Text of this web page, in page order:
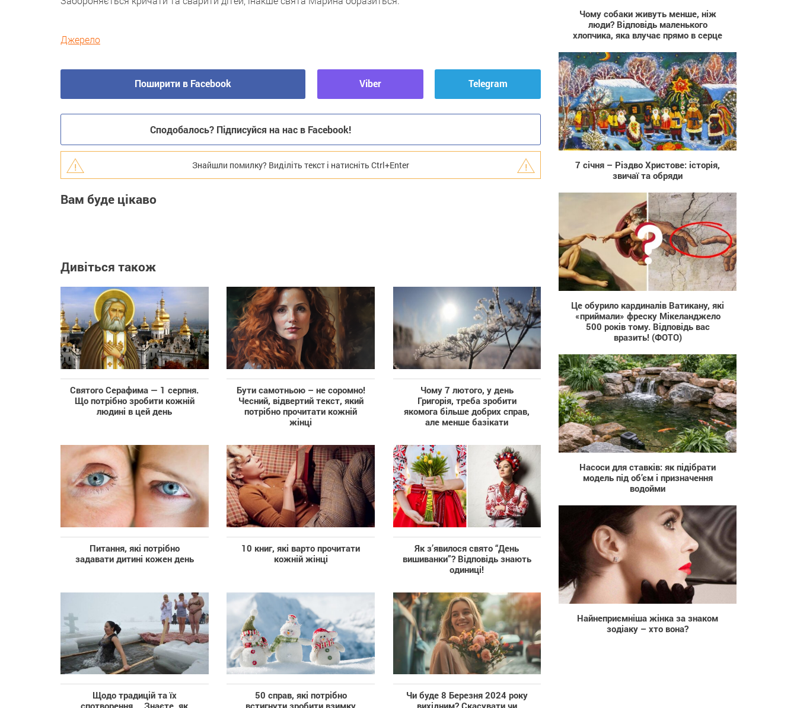
Джерело
Поширити в Facebook Viber Telegram
Сподобалось? Підписуйся на нас в Facebook!
Знайшли помилку? Виділіть текст і натисніть Ctrl+Enter
Вам буде цікаво
Дивіться також
Святого Серафима — 1 серпня.
Що потрібно зробити кожній
людині в цей день
Бути самотньою – не соромно!
Чесний, відвертий текст, який
потрібно прочитати кожній
жінці
Чому 7 лютого, у день
Григорія, треба зробити
якомога більше добрих справ,
але менше базікати
Питання, які потрібно
задавати дитині кожен день
10 книг, які варто прочитати
кожній жінці
Як з’явилося свято “День
вишиванки”? Відповідь знають
одиниці!
Щодо традицій та їх
50 справ, які потрібно
Чи буде 8 Березня 2024 року
Чому собаки живуть менше, ніж
люди? Відповідь маленького
хлопчика, яка влучає прямо в серце
745
7 січня – Різдво Христове: історія,
звичаї та обряди
632
Це обурило кардиналів Ватикану, які
«приймали» фреску Мікеланджело
500 років тому. Відповідь вас
вразить! (ФОТО)
9
Насоси для ставків: як підібрати
модель під об’єм і призначення
водойми
Найнеприємніша жінка за знаком
зодіаку – хто вона?